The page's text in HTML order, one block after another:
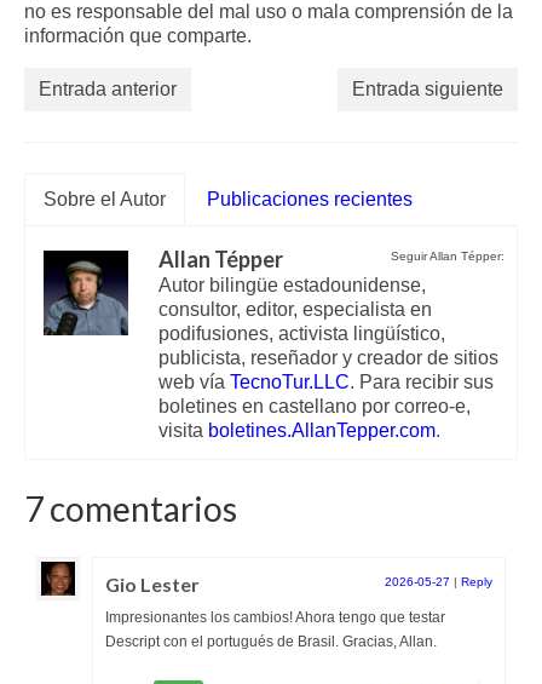
no es responsable del mal uso o mala comprensión de la
información que comparte.
Entrada anterior Entrada siguiente
Sobre el Autor Publicaciones recientes
Seguir Allan Tépper:
Allan Tépper
Autor bilingüe estadounidense,
consultor, editor, especialista en
podifusiones, activista lingüístico,
publicista, reseñador y creador de sitios
web vía TecnoTur.LLC. Para recibir sus
boletines en castellano por correo-e,
visita boletines.AllanTepper.com.
7 comentarios
Gio Lester 2026-05-27 Reply
Impresionantes los cambios! Ahora tengo que testar
Descript con el portugués de Brasil. Gracias, Allan.